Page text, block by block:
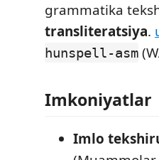
grammatika
transliteratsiya.
hunspell-asm
Imkoniyatlar
Imlo